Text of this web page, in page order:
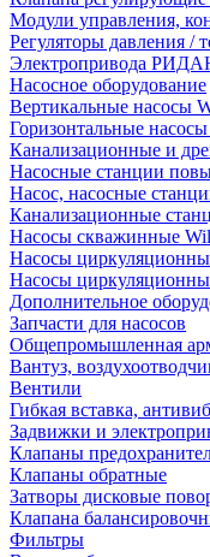
Модули управления,
Регуляторы давления
Электропривода
Насосное оборудование
Вертикальные насосы
Горизонтальные
Канализационные и
Насосные станции
Насос, насосные
Канализационные
Насосы скважинные
Насосы
Насосы
Дополнительное
Запчасти для насосов
Общепромышленная
Вантуз,
Вентили
Гибкая вставка,
Задвижки и
Клапаны
Клапаны обратные
Затворы дисковые
Клапана
Фильтры